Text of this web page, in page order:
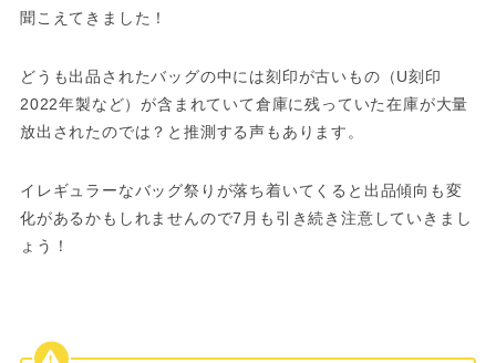
聞こえてきました！
どうも出品されたバッグの中には刻印が古いもの（U刻印
2022年製など）が含まれていて倉庫に残っていた在庫が大量
放出されたのでは？と推測する声もあります。
イレギュラーなバッグ祭りが落ち着いてくると出品傾向も変
化があるかもしれませんので7月も引き続き注意していきまし
ょう！